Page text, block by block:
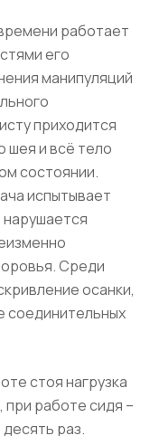
работает
его
манипуляций
приходится
шея и всё тело
состоянии.
испытывает
нарушается
Среди
осанки,
соединительных
стоя нагрузка
при работе сидя –
раз.